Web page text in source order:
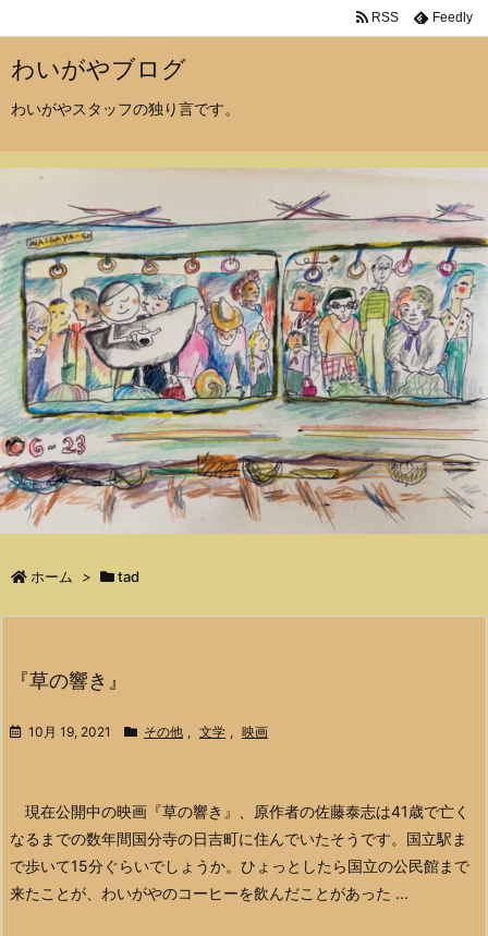
RSS Feedly
わいがやブログ
わいがやスタッフの独り言です。
ホーム > tad
『草の響き』
10月 19, 2021 その他 , 文学 , 映画
現在公開中の映画『草の響き』、原作者の佐藤泰志は41歳で亡く
なるまでの数年間国分寺の日吉町に住んでいたそうです。国立駅ま
で歩いて15分ぐらいでしょうか。ひょっとしたら国立の公民館まで
来たことが、わいがやのコーヒーを飲んだことがあった ...